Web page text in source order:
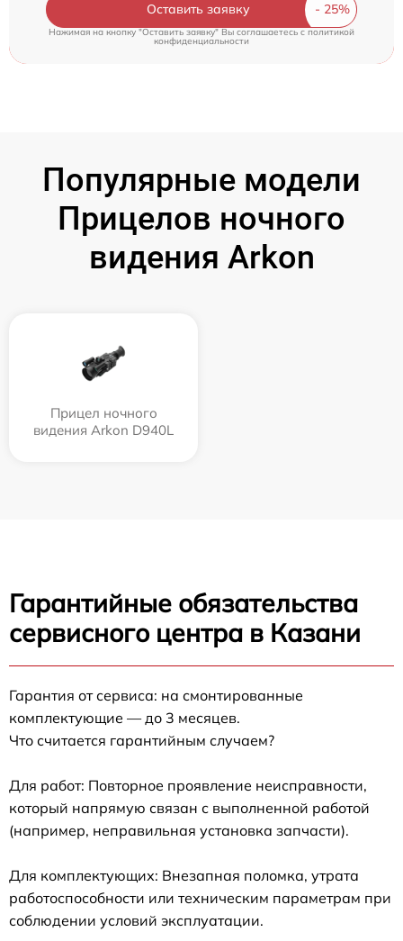
Оставить заявку
Нажимая на кнопку "Оставить заявку" Вы соглашаетесь c политикой
конфиденциальности
Популярные модели
Прицелов ночного
видения Arkon
Прицел ночного
видения Arkon D940L
Гарантийные обязательства
сервисного центра в Казани
Гарантия от сервиса: на смонтированные
комплектующие — до 3 месяцев.
Что считается гарантийным случаем?
Для работ: Повторное проявление неисправности,
который напрямую связан с выполненной работой
(например, неправильная установка запчасти).
Для комплектующих: Внезапная поломка, утрата
работоспособности или техническим параметрам при
соблюдении условий эксплуатации.